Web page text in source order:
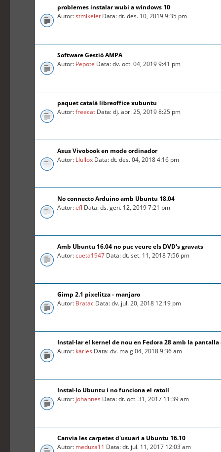
problemes instalar wubi a windows 10
Autor:stmikelet Data: dt. des. 10, 2019 9:35 pm
Software Gestió AMPA
Autor: Pepote Data: dv. oct. 04, 2019 9:41 pm
paquet català libreoffice xubuntu
Autor:freecat Data: dj. abr. 25, 2019 8:25 pm
Asus Vivobook en mode ordinador
Autor: Llullox Data: dt. des. 04, 2018 4:16 pm
No connecto Arduino amb Ubuntu 18.04
Autor:efl Data: ds. gen. 12, 2019 7:21 pm
Amb Ubuntu 16.04 no puc veure els DVD's gravats
Autor:cueta1947 Data: dt. set. 11, 2018 7:56 pm
Gimp 2.1 pixelitza - manjaro
Autor: Bratac Data: dv. jul. 20, 2018 12:19 pm
Instal·lar el kernel de nou en Fedora 28 amb la pantalla
Autor: karles Data: dv. maig 04, 2018 9:36 am
Instal·lo Ubuntu i no funciona el ratolí
Autor: johannes Data: dt. oct. 31, 2017 11:39 am
Canvia les carpetes d'usuari a Ubuntu 16.10
Autor: meduza11 Data: dt. jul. 11, 2017 12:03 am